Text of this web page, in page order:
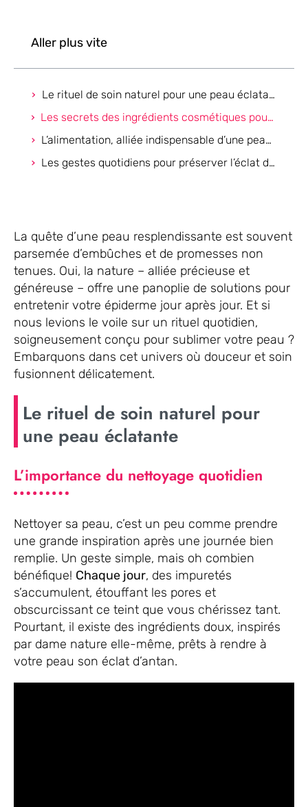
Aller plus vite
Le rituel de soin naturel pour une peau éclatante
Les secrets des ingrédients cosmétiques pour une peau radieuse
L’alimentation, alliée indispensable d’une peau en santé
Les gestes quotidiens pour préserver l’éclat de votre peau
La quête d’une peau resplendissante est souvent
parsemée d’embûches et de promesses non
tenues. Oui, la nature – alliée précieuse et
généreuse – offre une panoplie de solutions pour
entretenir votre épiderme jour après jour. Et si
nous levions le voile sur un rituel quotidien,
soigneusement conçu pour sublimer votre peau ?
Embarquons dans cet univers où douceur et soin
fusionnent délicatement.
Le rituel de soin naturel pour
une peau éclatante
L’importance du nettoyage quotidien
Nettoyer sa peau, c’est un peu comme prendre
une grande inspiration après une journée bien
remplie. Un geste simple, mais oh combien
bénéfique! Chaque jour, des impuretés
s’accumulent, étouffant les pores et
obscurcissant ce teint que vous chérissez tant.
Pourtant, il existe des ingrédients doux, inspirés
par dame nature elle-même, prêts à rendre à
votre peau son éclat d’antan.